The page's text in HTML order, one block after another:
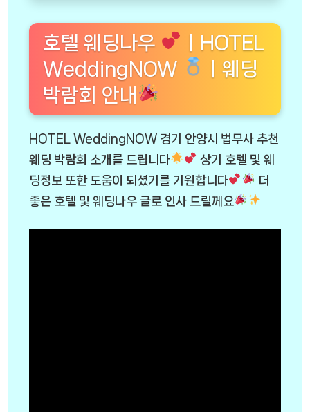
호텔 웨딩나우
ㅣHOTEL
WeddingNOW
ㅣ웨딩
박람회 안내
HOTEL WeddingNOW 경기 안양시 법무사 추천
웨딩 박람회 소개를 드립니다
상기 호텔 및 웨
딩정보 또한 도움이 되셨기를 기원합니다
더
좋은 호텔 및 웨딩나우 글로 인사 드릴께요